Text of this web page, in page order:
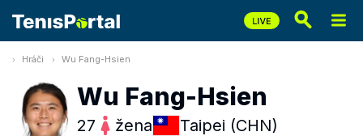
Hráči Wu Fang-Hsien
Wu Fang-Hsien
27 žena Taipei (CHN)